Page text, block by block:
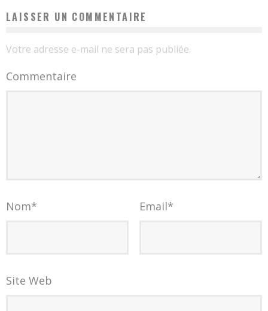
LAISSER UN COMMENTAIRE
Votre adresse e-mail ne sera pas publiée.
Commentaire
Nom* Email*
Site Web